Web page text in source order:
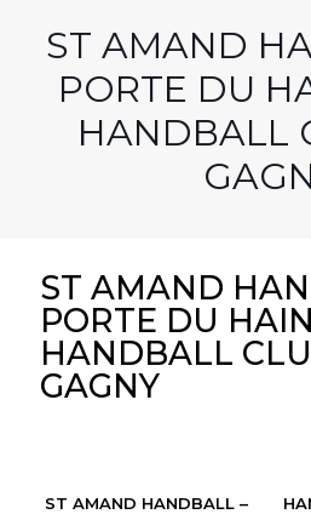
ST AMAND
PORTE DU
HANDBALL
ST AMAND
PORTE DU
HANDBALL
GAGNY
ST AMAND HANDBALL –